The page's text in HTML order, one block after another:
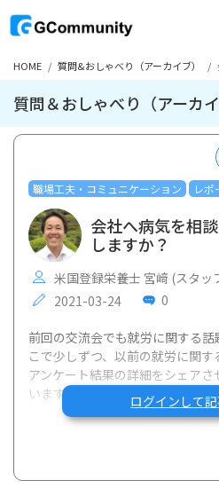
HOME 質問&おしゃべり（アーカイブ）
質問＆おしゃべり（アーカイ
職場工夫・コミュニケーション レポ
会社へ病気を相
しますか？
米国登録栄養士 宮﨑 (スタッ
2021-03-24
0
前回の交流会でも就労に関する
こで少しずつ、以前の就労に関
アンケート結果の詳細をシェア
います！
ログインして